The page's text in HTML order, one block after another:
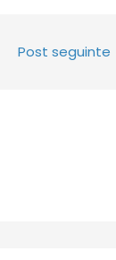
Post seguinte